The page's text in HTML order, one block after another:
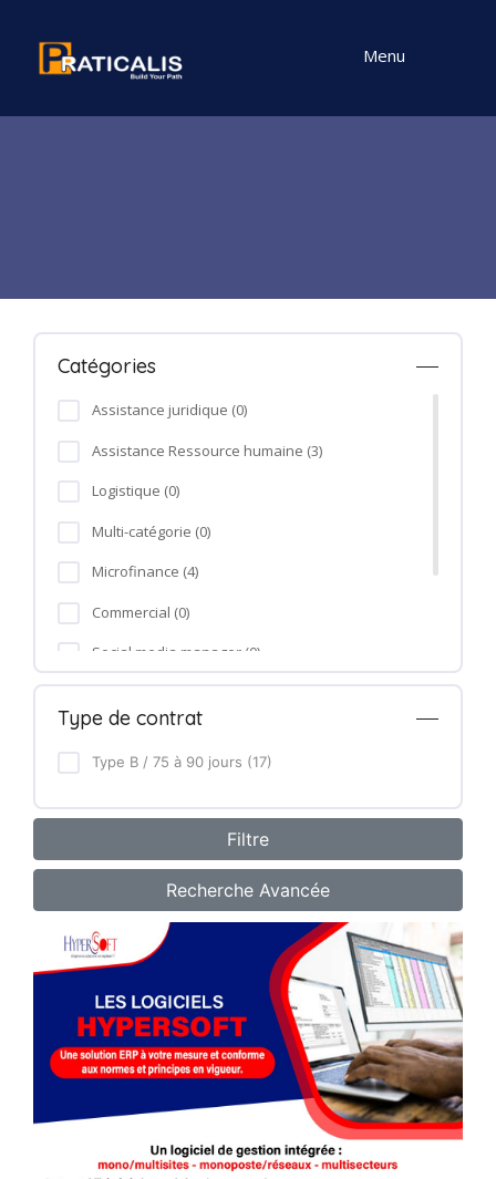
Menu
Catégories
Assistance juridique (0)
Assistance Ressource humaine (3)
Logistique (0)
Multi-catégorie (0)
Microfinance (4)
Commercial (0)
Social media manager (0)
Formation professionnelle (0)
Type de contrat
Type B / 75 à 90 jours (17)
Recherche Avancée